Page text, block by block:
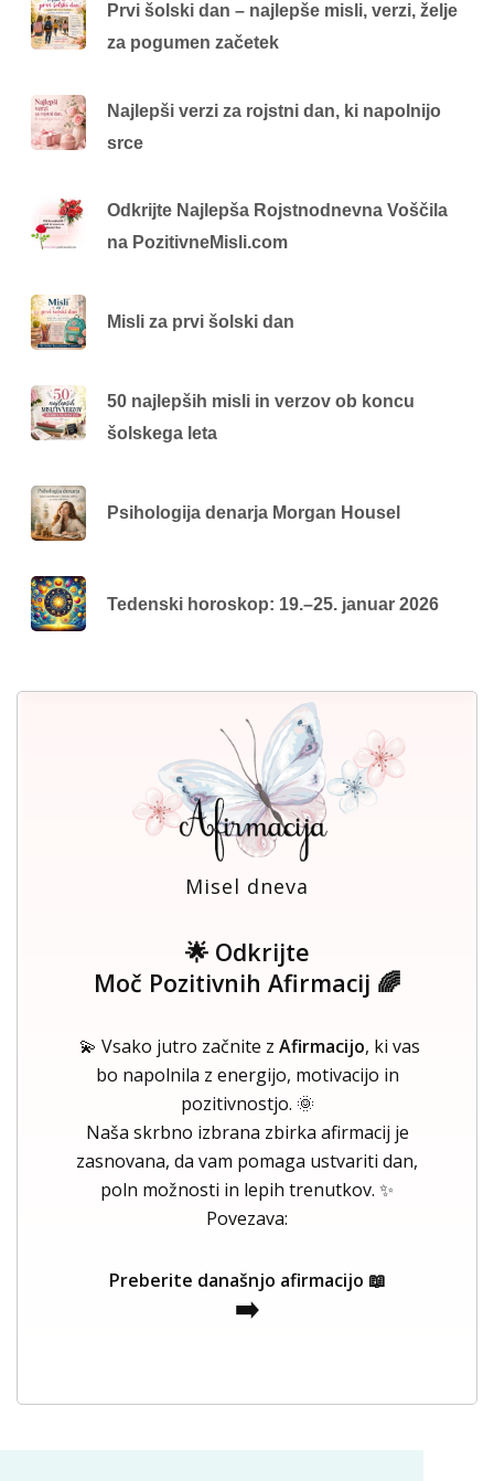
Prvi šolski dan – najlepše misli, verzi, želje
za pogumen začetek
Najlepši verzi za rojstni dan, ki napolnijo
srce
Odkrijte Najlepša Rojstnodnevna Voščila
na PozitivneMisli.com
Misli za prvi šolski dan
50 najlepših misli in verzov ob koncu
šolskega leta
Psihologija denarja Morgan Housel
Tedenski horoskop: 19.–25. januar 2026
Misel dneva
🌟 Odkrijte
Moč Pozitivnih Afirmacij 🌈
💫 Vsako jutro začnite z Afirmacijo, ki vas
bo napolnila z energijo, motivacijo in
pozitivnostjo. 🌞
Naša skrbno izbrana zbirka afirmacij je
zasnovana, da vam pomaga ustvariti dan,
poln možnosti in lepih trenutkov. ✨
Povezava:
Preberite današnjo afirmacijo 📖
➡️